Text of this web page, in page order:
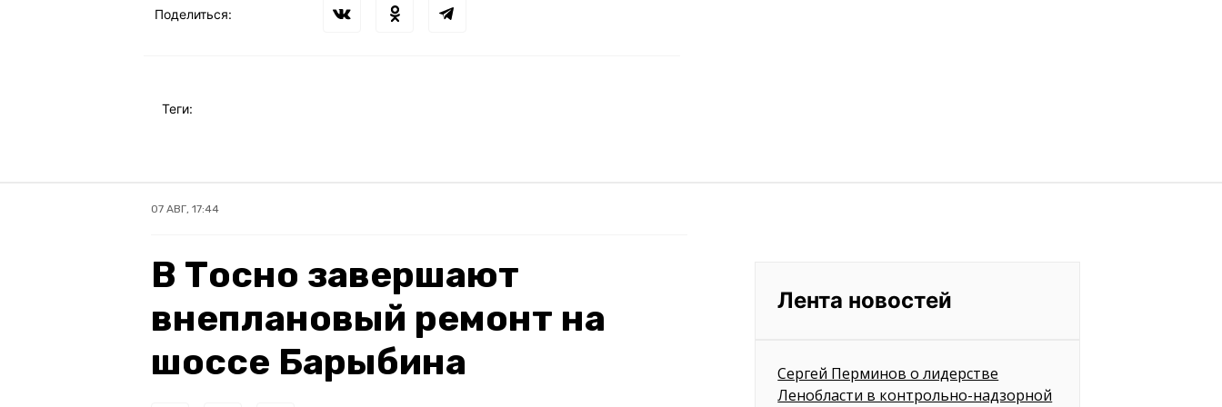
Поделиться:
Теги:
07 АВГ, 17:44
В Тосно завершают
внеплановый ремонт на
шоссе Барыбина
Лента новостей
Сергей Перминов о лидерстве
Ленобласти в контрольно-надзорной